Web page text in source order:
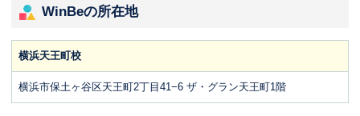
WinBeの所在地
横浜天王町校
横浜市保土ヶ谷区天王町2丁目41−6 ザ・グラン天王町1階